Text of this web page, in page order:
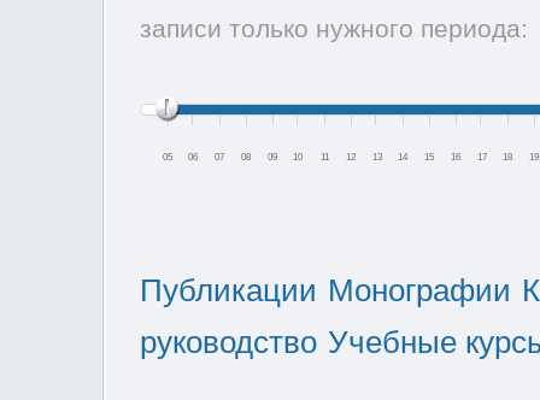
записи только нужного периода:
05 06 07 08 09 10 11 12 13 14 15 16 17 18 19
Публикации Монографии
руководство Учебные